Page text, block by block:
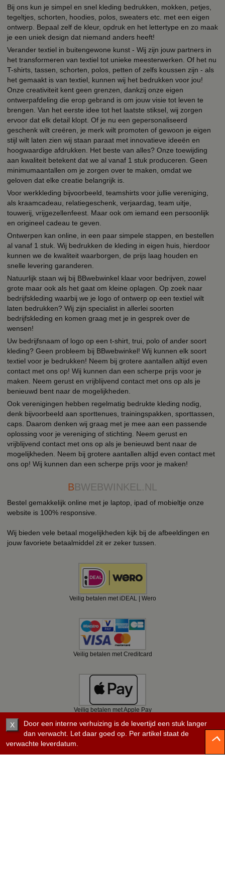
Bij ons kun je simpel en snel kleding bedrukken, mokken, petjes,
tegeltjes, schorten, hoodies, polos, sweaters etc. met een eigen
ontwerp. Bepaal zelf de kleur, opdruk en het lettertype en zo maak
je een uniek design dat niemand anders heeft!
Verander textiel in buitengewone kunst - Wij zijn jouw partners in
het transformeren van textiel tot unieke meesterwerken. Of het nu
T-shirts, tassen, schorten, polos, petten of zelfs koussen zijn - als
het gemaakt is van textiel, kunnen wij het bedrukken voor jou!
Onze creativiteit kent geen grenzen, dankzij onze eigen
ontwerpafdeling die erop gebrand is om jouw visie tot leven te
brengen. Van het eerste idee tot het laatste stiksel, wij zorgen
ervoor dat elk detail klopt. Of je nu een gepersonaliseerd
geschenk wilt creëren, je merk wilt promoten of gewoon je eigen
stijl wilt laten zien wij staan paraat met innovatieve ideeën en
hoogwaardige afdrukken. Het beste van alles? Onze toewijding
aan kwaliteit betekent dat we al vanaf 1 stuk produceren. Geen
minimumaantallen om je zorgen over te maken, omdat we
geloven dat elke creatie belangrijk is.
Voor werkkleding bijvoorbeeld, teamshirts voor jullie vereniging,
als kraamcadeau, relatiegeschenk, verjaardag, team uitje,
touwerij, vrijgezellenfeest. Maar ook om iemand een persoonlijk
en origineel cadeau te geven.
Ontwerpen kan online, in een paar simpele stappen, en bestellen
al vanaf 1 stuk. Wij bedrukken de kleding in eigen huis, hierdoor
kunnen we de kwaliteit waarborgen, de prijs laag houden en
snelle levering garanderen.
Natuurlijk staan wij bij BBwebwinkel klaar voor bedrijven, zowel
grote maar ook als het gaat om kleine oplagen. Op zoek naar
bedrijfskleding waarbij we je logo of ontwerp op een textiel wilt
laten bedrukken? Wij zijn specialist in allerlei soorten
bedrijfskleding en komen graag met je in gesprek over de
wensen!
Uw bedrijfsnaam of logo op een t-shirt, trui, polo of ander soort
kleding? Geen probleem bij BBwebwinkel! Wij kunnen elk soort
textiel voor je bedrukken! Neem bij grotere aantallen altijd even
contact met ons op! Wij kunnen dan een scherpe prijs voor je
maken. Neem gerust en vrijblijvend contact met ons op als je
benieuwd bent naar de mogelijkheden.
Ook verenigingen hebben regelmatig bedrukte kleding nodig,
denk bijvoorbeeld aan sporttenues, trainingspakken, sporttassen,
caps. Daarom denken wij graag met je mee aan een passende
oplossing voor je vereniging of stichting. Neem gerust en
vrijblijvend contact met ons op als je benieuwd bent naar de
mogelijkheden. Neem bij grotere aantallen altijd even contact met
ons op! Wij kunnen dan een scherpe prijs voor je maken!
BBWEBWINKEL.NL
Bestel gemakkelijk online met je laptop, ipad of mobieltje onze
website is 100% responsive.
Wij bieden vele betaal mogelijkheden kijk bij de afbeeldingen en
jouw favoriete betaalmiddel zit er zeker tussen.
Veilig betalen met iDEAL | Wero
Veilig betalen met Creditcard
Veilig betalen met Apple Pay
X
Door een interne verhuizing is de levertijd een stuk langer
dan verwacht. Let daar goed op. Per artikel staat de
verwachte leverdatum.